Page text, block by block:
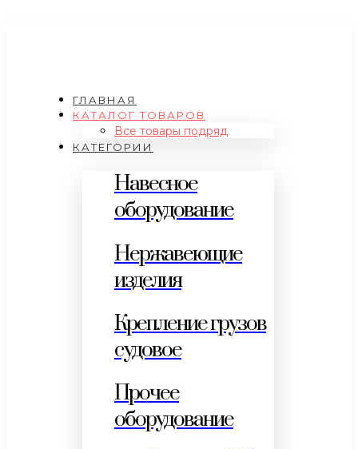
ГЛАВНАЯ
КАТАЛОГ ТОВАРОВ
Все товары подряд
КАТЕГОРИИ
Навесное
оборудование
Нержавеющие
изделия
Крепление грузов
судовое
Прочее
оборудование